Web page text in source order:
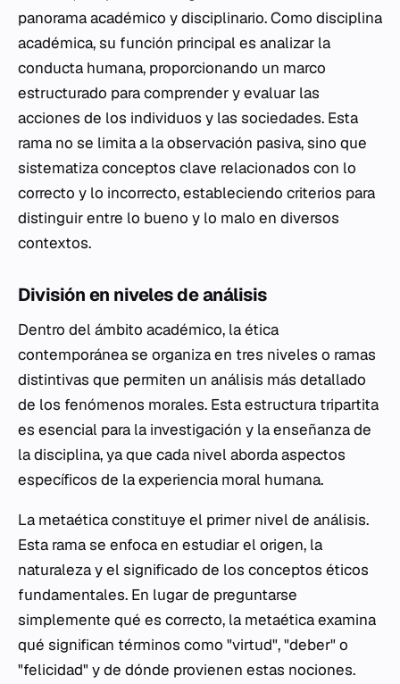
panorama académico y disciplinario. Como disciplina
académica, su función principal es analizar la
conducta humana, proporcionando un marco
estructurado para comprender y evaluar las
acciones de los individuos y las sociedades. Esta
rama no se limita a la observación pasiva, sino que
sistematiza conceptos clave relacionados con lo
correcto y lo incorrecto, estableciendo criterios para
distinguir entre lo bueno y lo malo en diversos
contextos.
División en niveles de análisis
Dentro del ámbito académico, la ética
contemporánea se organiza en tres niveles o ramas
distintivas que permiten un análisis más detallado
de los fenómenos morales. Esta estructura tripartita
es esencial para la investigación y la enseñanza de
la disciplina, ya que cada nivel aborda aspectos
específicos de la experiencia moral humana.
La metaética constituye el primer nivel de análisis.
Esta rama se enfoca en estudiar el origen, la
naturaleza y el significado de los conceptos éticos
fundamentales. En lugar de preguntarse
simplemente qué es correcto, la metaética examina
qué significan términos como "virtud", "deber" o
"felicidad" y de dónde provienen estas nociones.